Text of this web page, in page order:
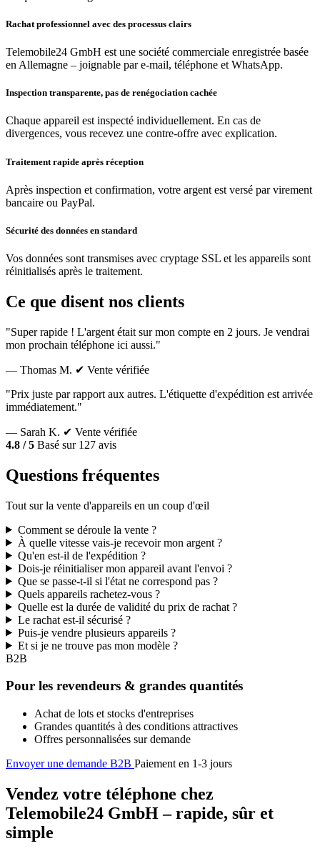
Rachat professionnel avec des processus clairs
Telemobile24 GmbH est une société commerciale enregistrée basée
en Allemagne – joignable par e-mail, téléphone et WhatsApp.
Inspection transparente, pas de renégociation cachée
Chaque appareil est inspecté individuellement. En cas de
divergences, vous recevez une contre-offre avec explication.
Traitement rapide après réception
Après inspection et confirmation, votre argent est versé par virement
bancaire ou PayPal.
Sécurité des données en standard
Vos données sont transmises avec cryptage SSL et les appareils sont
réinitialisés après le traitement.
Ce que disent nos clients
"Super rapide ! L'argent était sur mon compte en 2 jours. Je vendrai
mon prochain téléphone ici aussi."
— Thomas M. ✔ Vente vérifiée
"Prix juste par rapport aux autres. L'étiquette d'expédition est arrivée
immédiatement."
— Sarah K. ✔ Vente vérifiée
4.8 / 5 Basé sur 127 avis
Questions fréquentes
Tout sur la vente d'appareils en un coup d'œil
Comment se déroule la vente ?
À quelle vitesse vais-je recevoir mon argent ?
Qu'en est-il de l'expédition ?
Dois-je réinitialiser mon appareil avant l'envoi ?
Que se passe-t-il si l'état ne correspond pas ?
Quels appareils rachetez-vous ?
Quelle est la durée de validité du prix de rachat ?
Le rachat est-il sécurisé ?
Puis-je vendre plusieurs appareils ?
Et si je ne trouve pas mon modèle ?
B2B
Pour les revendeurs & grandes quantités
Achat de lots et stocks d'entreprises
Grandes quantités à des conditions attractives
Offres personnalisées sur demande
Envoyer une demande B2B Paiement en 1-3 jours
Vendez votre téléphone chez
Telemobile24 GmbH – rapide, sûr et
simple